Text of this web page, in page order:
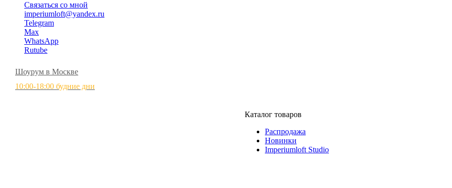
Связаться со мной
imperiumloft@yandex.ru
Telegram
Max
WhatsApp
Rutube
Шоурум в Москве
10:00-18:00 будние дни
Каталог товаров
Распродажа
Новинки
Imperiumloft Studio